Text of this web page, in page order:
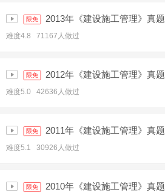
限免 2013年《建设施工管理》真题
难度4.8 71167人做过
限免 2012年《建设施工管理》真题
难度5.0 42636人做过
限免 2011年《建设施工管理》真题
难度5.1 30926人做过
限免 2010年《建设施工管理》真题